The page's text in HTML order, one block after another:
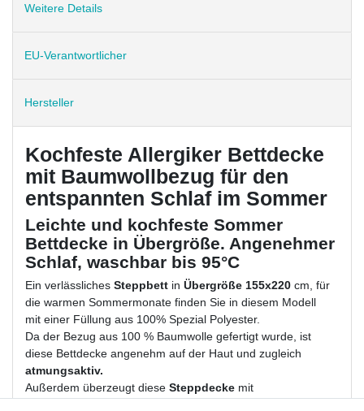
Weitere Details
EU-Verantwortlicher
Hersteller
Kochfeste Allergiker Bettdecke
mit Baumwollbezug für den
entspannten Schlaf im Sommer
Leichte und kochfeste Sommer
Bettdecke in Übergröße. Angenehmer
Schlaf, waschbar bis 95°C
Ein verlässliches Steppbett in Übergröße 155x220 cm, für
die warmen Sommermonate finden Sie in diesem Modell
mit einer Füllung aus 100% Spezial Polyester.
Da der Bezug aus 100 % Baumwolle gefertigt wurde, ist
diese Bettdecke angenehm auf der Haut und zugleich
atmungsaktiv.
Außerdem überzeugt diese Steppdecke mit